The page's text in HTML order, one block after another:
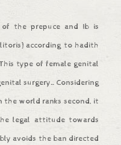
of the prepuce and Ib is
according to hadith
type of female genital
surgery…Considering
the world ranks second, it
legal attitude towards
avoids the ban directed